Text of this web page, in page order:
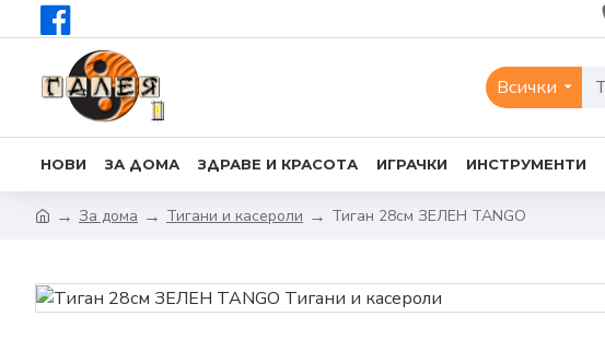
Всички
НОВИ ЗА ДОМА ЗДРАВЕ И КРАСОТА ИГРАЧКИ ИНСТРУМЕНТИ
За дома Тигани и касероли Тиган 28см ЗЕЛЕН TANGO